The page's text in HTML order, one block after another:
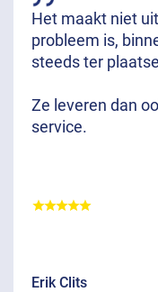
Het maakt niet
probleem is,
steeds ter
Ze leveren dan
service.
Erik Clits